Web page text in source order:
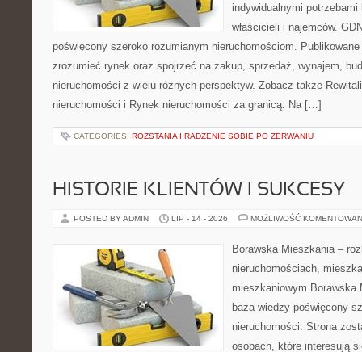
indywidualnymi
właścicieli i najemców.
poświęcony szeroko rozumianym nieruchomościom. Publikowane
zrozumieć rynek oraz spojrzeć na zakup, sprzedaż, wynajem,
nieruchomości z wielu różnych perspektyw. Zobacz także
nieruchomości i Rynek nieruchomości za granicą. Na […]
CATEGORIES: ROZSTANIA I RADZENIE SOBIE PO ZERWANIU
HISTORIE KLIENTÓW I SUKCESY
POSTED BY ADMIN LIP - 14 - 2026 MOŻLIWOŚĆ
Borawska Mieszkania –
nieruchomościach,
mieszkaniowym Borawska
baza wiedzy poświęcony
nieruchomości. Strona
osobach, które interesują